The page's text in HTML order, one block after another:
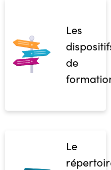
Les
de
Le